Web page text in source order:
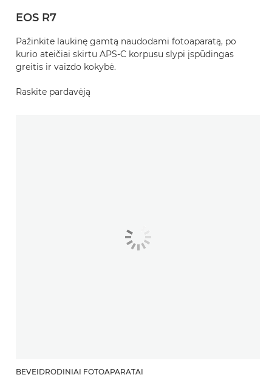
EOS R7
Pažinkite laukinę gamtą naudodami fotoaparatą, po
kurio ateičiai skirtu APS-C korpusu slypi įspūdingas
greitis ir vaizdo kokybė.
Raskite pardavėją
BEVEIDRODINIAI FOTOAPARATAI